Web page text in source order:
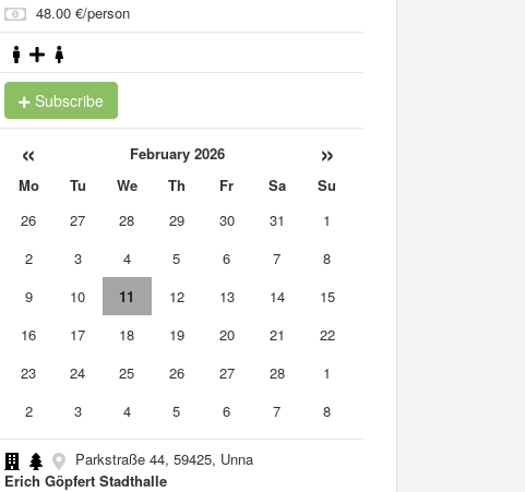
48.00 €/person
Subscribe
« February 2026 »
Mo Tu We Th Fr Sa
Su
26
27 28 29 30 31
1
2
3 4 5 6 7
8
9
10 11 12 13 14
15
16
17 18 19 20 21
22
23
24 25 26 27 28
1
2
3 4 5 6 7 8
Parkstraße 44, 59425, Unna
Erich Göpfert Stadthalle